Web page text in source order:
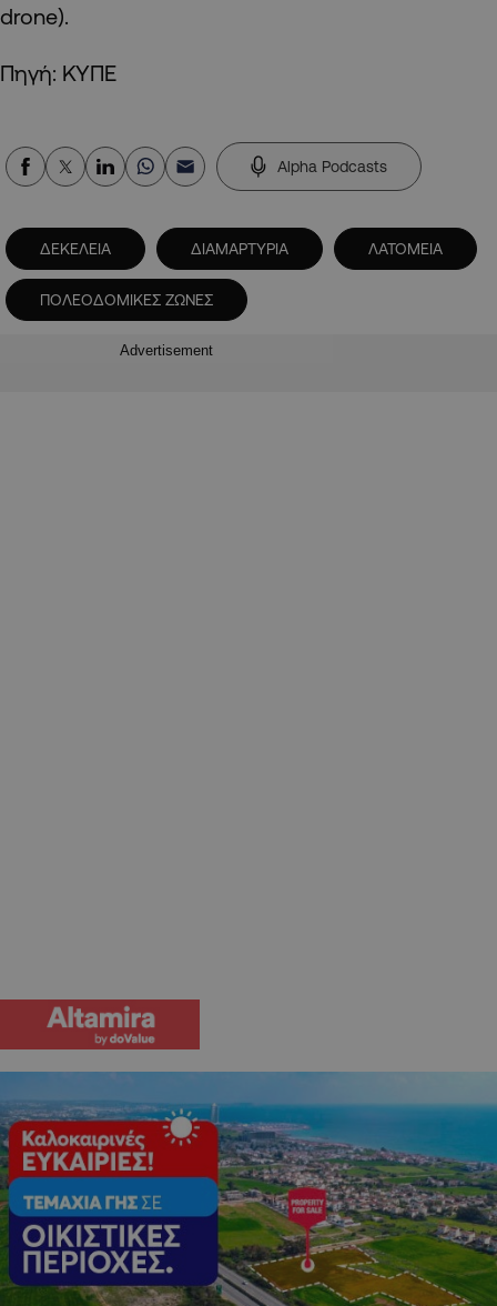
drone).
Πηγή: ΚΥΠΕ
Alpha Podcasts
ΔΕΚΕΛΕΙΑ ΔΙΑΜΑΡΤΥΡΙΑ ΛΑΤΟΜΕΙΑ
ΠΟΛΕΟΔΟΜΙΚΕΣ ΖΩΝΕΣ
Advertisement